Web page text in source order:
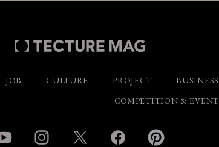
JOB CULTURE PROJECT
BUSINESS
COMPETITION & EVENT
YouTube Instagram Twitter Facebook